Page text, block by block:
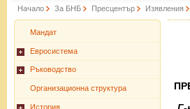
Начало За БНБ Пресцентър Изявления
Мандат
Евросистема
Ръководство
Организационна структура
История